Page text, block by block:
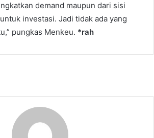
demand maupun dari sisi
investasi. Jadi tidak ada yang
pungkas Menkeu. *rah